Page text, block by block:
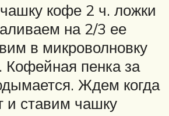
кофе 2 ч. ложки
на 2/3 ее
в микроволновку
Кофейная пенка за
Ждем когда
и ставим чашку